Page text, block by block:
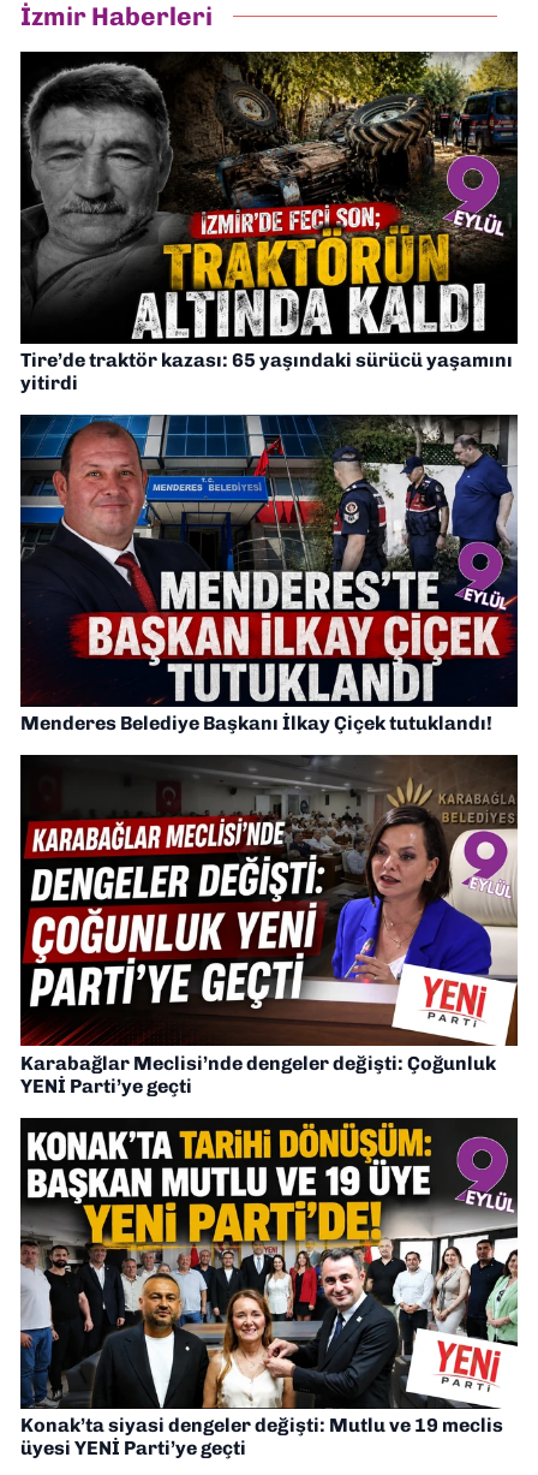
İzmir Haberleri
Tire’de traktör kazası: 65 yaşındaki sürücü yaşamını
yitirdi
Menderes Belediye Başkanı İlkay Çiçek tutuklandı!
Karabağlar Meclisi’nde dengeler değişti: Çoğunluk
YENİ Parti’ye geçti
Konak’ta siyasi dengeler değişti: Mutlu ve 19 meclis
üyesi YENİ Parti’ye geçti